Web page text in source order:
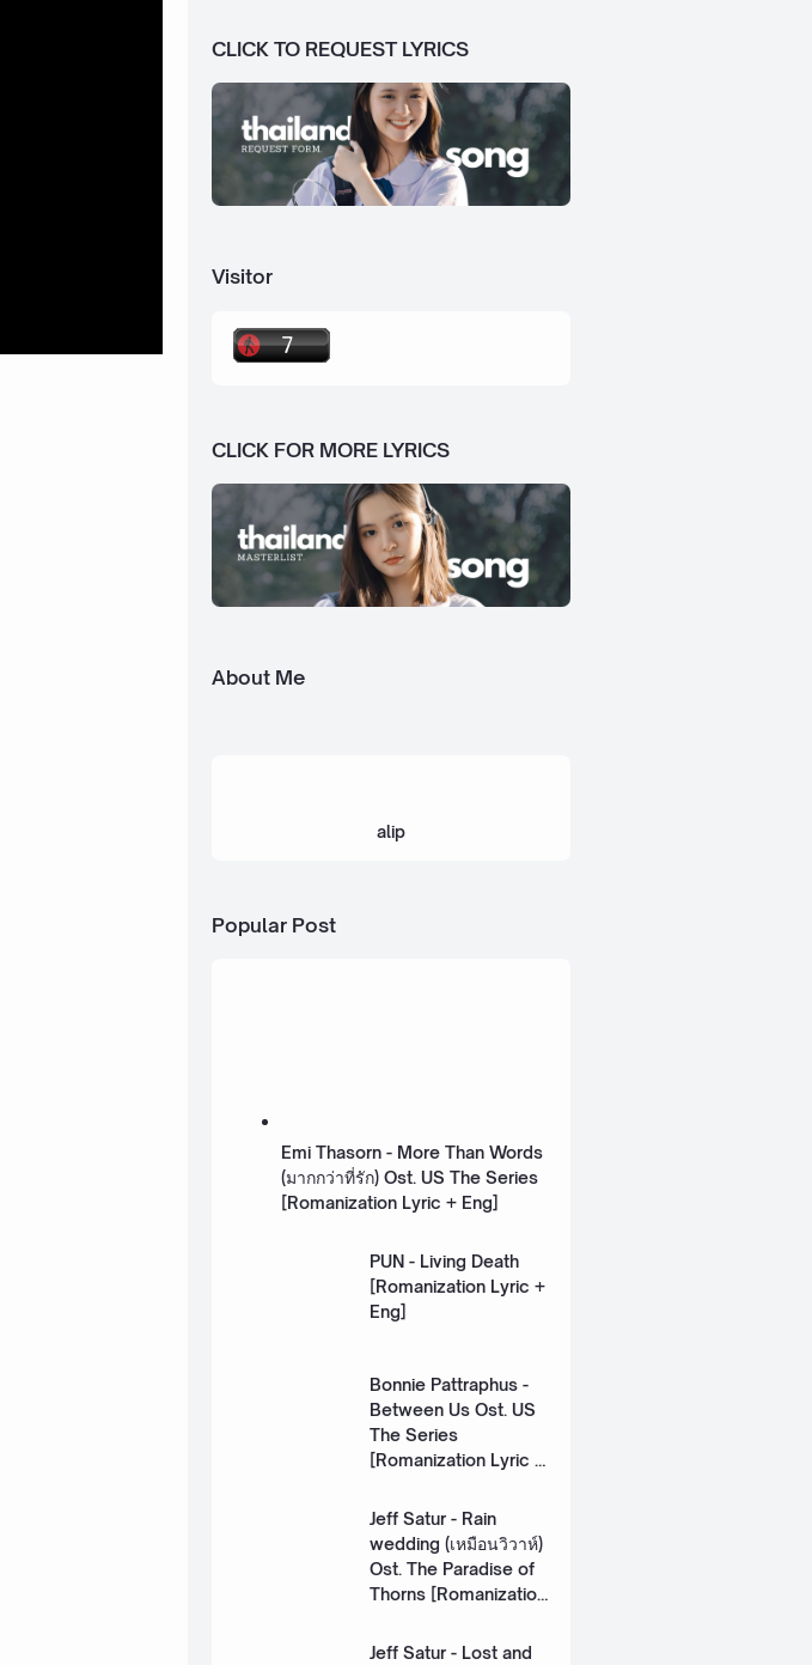
CLICK TO REQUEST LYRICS
Visitor
CLICK FOR MORE LYRICS
About Me
alip
Popular Post
Emi Thasorn - More Than Words
(มากกว่าที่รัก) Ost. US The Series
[Romanization Lyric + Eng]
PUN - Living Death
[Romanization Lyric +
Eng]
Bonnie Pattraphus -
Between Us Ost. US
The Series
[Romanization Lyric +
Jeff Satur - Rain
wedding (เหมือนวิวาห์)
Ost. The Paradise of
Thorns [Romanization
Jeff Satur - Lost and